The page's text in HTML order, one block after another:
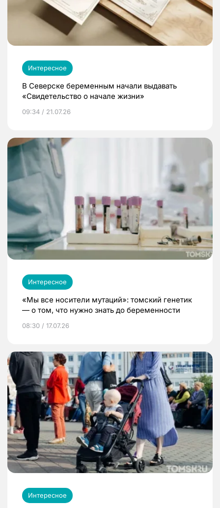
Интересное
В Северске беременным начали выдавать
«Свидетельство о начале жизни»
09:34 / 21.07.26
Интересное
«Мы все носители мутаций»: томский генетик
— о том, что нужно знать до беременности
08:30 / 17.07.26
Интересное